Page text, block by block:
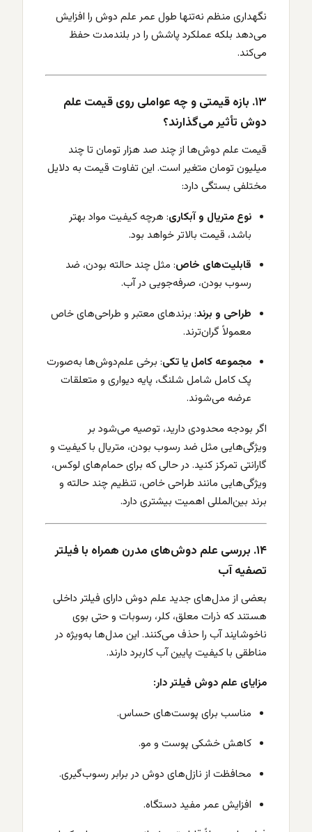
نگهداری منظم نه‌تنها طول عمر علم دوش را افزایش
می‌دهد بلکه عملکرد پاشش را در بلندمدت حفظ
می‌کند.
۱۳. بازه قیمتی و چه عواملی روی قیمت علم
دوش تأثیر می‌گذارند؟
قیمت علم دوش‌ها از چند صد هزار تومان تا چند
میلیون تومان متغیر است. این تفاوت قیمت به دلایل
مختلفی بستگی دارد:
نوع متریال و آبکاری: هرچه کیفیت مواد بهتر
باشد، قیمت بالاتر خواهد بود.
قابلیت‌های خاص: مثل چند حالته بودن، ضد
رسوب بودن، صرفه‌جویی در آب.
طراحی و برند: برندهای معتبر و طراحی‌های خاص
معمولاً گران‌ترند.
مجموعه کامل یا تکی: برخی علم‌دوش‌ها به‌صورت
پک کامل شامل شلنگ، پایه دیواری و متعلقات
عرضه می‌شوند.
اگر بودجه محدودی دارید، توصیه می‌شود بر
ویژگی‌هایی مثل ضد رسوب بودن، متریال با کیفیت و
گارانتی تمرکز کنید. در حالی که برای حمام‌های لوکس،
ویژگی‌هایی مانند طراحی خاص، تنظیم چند حالته و
برند بین‌المللی اهمیت بیشتری دارد.
۱۴. بررسی علم دوش‌های مدرن همراه با فیلتر
تصفیه آب
بعضی از مدل‌های جدید علم دوش دارای فیلتر داخلی
هستند که ذرات معلق، کلر، رسوبات و حتی بوی
ناخوشایند آب را حذف می‌کنند. این مدل‌ها به‌ویژه در
مناطقی با کیفیت پایین آب کاربرد دارند.
مزایای علم دوش فیلتر دار:
مناسب برای پوست‌های حساس.
کاهش خشکی پوست و مو.
محافظت از نازل‌های دوش در برابر رسوب‌گیری.
افزایش عمر مفید دستگاه.